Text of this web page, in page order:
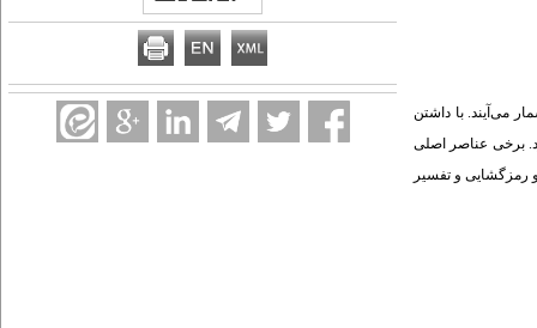
می‌آیند. با داشتن
برخی عناصر اصلی
رمزگشایی و تفسیر